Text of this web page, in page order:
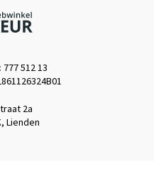
2a
Lienden
777 512 13